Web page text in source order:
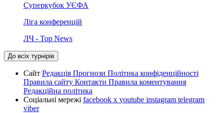
Суперкубок УЄФА
Ліга конференцій
ЛЧ - Top News
До всіх турнірів
Сайт Редакція Прогнози Політика конфіденційності
Правила сайту Контакти Правила коментування
Редакційна політика
Соціальні мережі facebook x youtube instagram telegram
viber